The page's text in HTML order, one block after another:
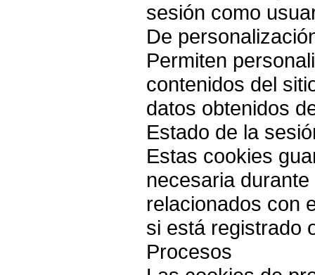
sesión como
De
Permiten
contenidos del
datos obtenidos
Estado de la
Estas cookies
necesaria
relacionados con
si está registrado
Procesos